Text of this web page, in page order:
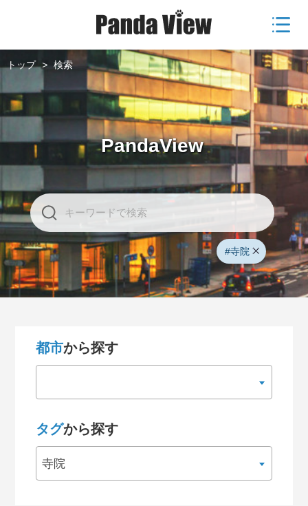
トップ > 検索
PandaView
#寺院
都市から探す
タグから探す
寺院